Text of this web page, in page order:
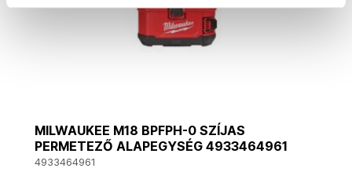
MILWAUKEE M18 BPFPH-0 SZÍJAS
PERMETEZŐ ALAPEGYSÉG 4933464961
4933464961